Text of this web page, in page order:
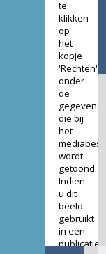
te
klikken
op
het
kopje
'Rechten'
onder
de
gegevens
die bij
het
wordt
getoond.
Indien
u dit
beeld
gebruikt
in een
publicatie,